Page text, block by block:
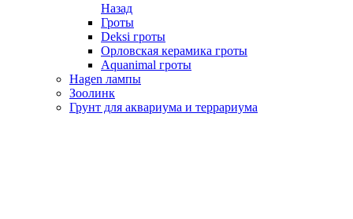
Назад
Гроты
Deksi гроты
Орловская керамика гроты
Aquanimal гроты
Hagen лампы
Зоолинк
Грунт для аквариума и террариума